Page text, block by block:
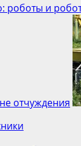
роботы и
отчуждения